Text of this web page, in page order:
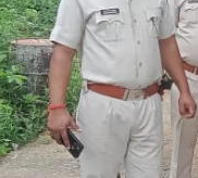
मामला दर्ज, पुलिस ने नानी के घर से